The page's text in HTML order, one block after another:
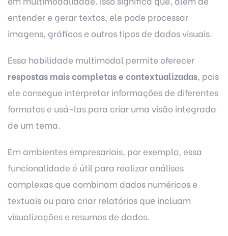
entender e gerar textos, ele pode processar
imagens, gráficos e outros tipos de dados visuais.
Essa habilidade multimodal permite oferecer
respostas mais completas e contextualizadas, pois
ele consegue interpretar informações de diferentes
formatos e usá-las para criar uma visão integrada
de um tema.
Em ambientes empresariais, por exemplo, essa
funcionalidade é útil para realizar análises
complexas que combinam dados numéricos e
textuais ou para criar relatórios que incluam
visualizações e resumos de dados.